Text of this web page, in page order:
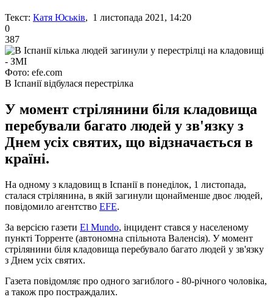
Текст: Катя Юськів, 1 листопада 2021, 14:20
0
387
Фото: efe.com
В Іспанії відбулася перестрілка
У момент стрілянини біля кладовища
перебували багато людей у зв'язку з
Днем усіх святих, що відзначається в
країні.
На одному з кладовищ в Іспанії в понеділок, 1 листопада,
сталася стрілянина, в якій загинули щонайменше двоє людей,
повідомило агентство EFE.
За версією газети El Mundo, інцидент стався у населеному
пункті Торренте (автономна спільнота Валенсія). У момент
стрілянини біля кладовища перебувало багато людей у ​​зв'язку
з Днем усіх святих.
Газета повідомляє про одного загиблого - 80-річного чоловіка,
а також про постраждалих.